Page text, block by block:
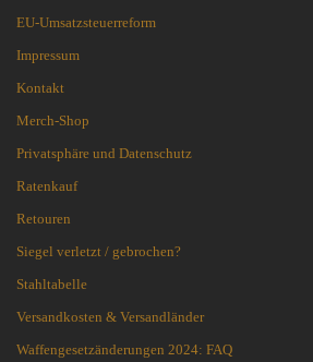
EU-Umsatzsteuerreform
Impressum
Kontakt
Merch-Shop
Privatsphäre und Datenschutz
Ratenkauf
Retouren
Siegel verletzt / gebrochen?
Stahltabelle
Versandkosten & Versandländer
Waffengesetzänderungen 2024: FAQ